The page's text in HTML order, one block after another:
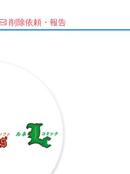
削除依頼・報告